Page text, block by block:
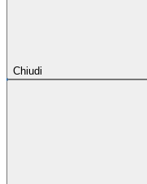
Chiudi